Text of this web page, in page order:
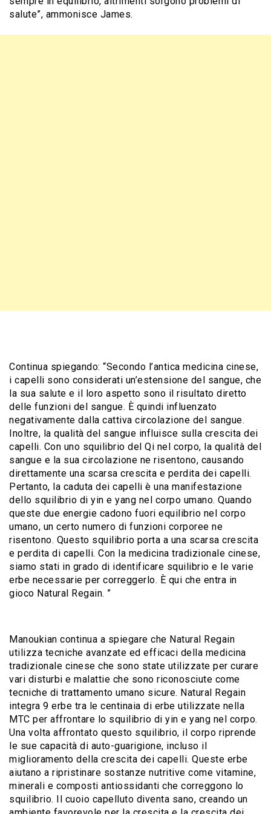
salute”, ammonisce James.
Continua spiegando: “Secondo l’antica medicina cinese,
i capelli sono considerati un’estensione del sangue, che
la sua salute e il loro aspetto sono il risultato diretto
delle funzioni del sangue. È quindi influenzato
negativamente dalla cattiva circolazione del sangue.
Inoltre, la qualità del sangue influisce sulla crescita dei
capelli. Con uno squilibrio del Qi nel corpo, la qualità del
sangue e la sua circolazione ne risentono, causando
direttamente una scarsa crescita e perdita dei capelli.
Pertanto, la caduta dei capelli è una manifestazione
dello squilibrio di yin e yang nel corpo umano. Quando
queste due energie cadono fuori equilibrio nel corpo
umano, un certo numero di funzioni corporee ne
risentono. Questo squilibrio porta a una scarsa crescita
e perdita di capelli. Con la medicina tradizionale cinese,
siamo stati in grado di identificare squilibrio e le varie
erbe necessarie per correggerlo. È qui che entra in
gioco Natural Regain. ”
Manoukian continua a spiegare che Natural Regain
utilizza tecniche avanzate ed efficaci della medicina
tradizionale cinese che sono state utilizzate per curare
vari disturbi e malattie che sono riconosciute come
tecniche di trattamento umano sicure. Natural Regain
integra 9 erbe tra le centinaia di erbe utilizzate nella
MTC per affrontare lo squilibrio di yin e yang nel corpo.
Una volta affrontato questo squilibrio, il corpo riprende
le sue capacità di auto-guarigione, incluso il
miglioramento della crescita dei capelli. Queste erbe
aiutano a ripristinare sostanze nutritive come vitamine,
minerali e composti antiossidanti che correggono lo
squilibrio. Il cuoio capelluto diventa sano, creando un